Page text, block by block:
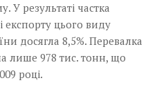
У результаті частка
експорту цього виду
досягла 8,5%. Перевалка
лише 978 тис. тонн, що
році.